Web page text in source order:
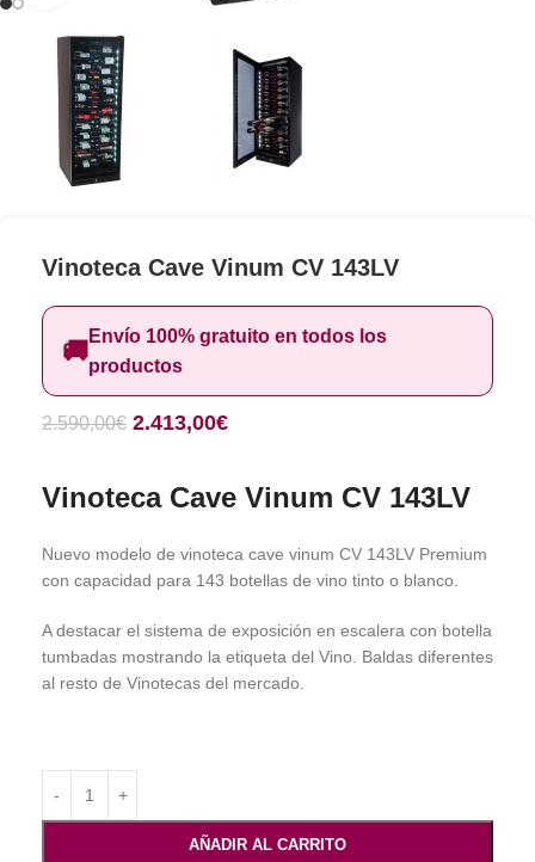
Vinoteca Cave Vinum CV 143LV
🚚Envío 100% gratuito en todos los
productos
2.590,00€ 2.413,00€
Vinoteca Cave Vinum CV 143LV
Nuevo modelo de vinoteca cave vinum CV 143LV Premium
con capacidad para 143 botellas de vino tinto o blanco.
A destacar el sistema de exposición en escalera con botella
tumbadas mostrando la etiqueta del Vino. Baldas diferentes
al resto de Vinotecas del mercado.
AÑADIR AL CARRITO